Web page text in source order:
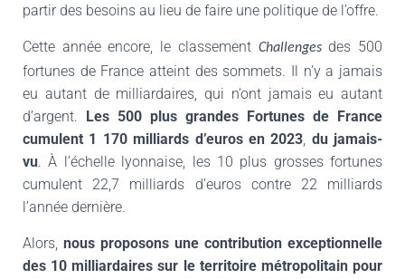
partir des besoins au lieu de faire une politique de l’offre.
Cette année encore, le classementChallengesdes 500
fortunes de France atteint des sommets. Il n’y a jamais
eu autant de milliardaires, qui n’ont jamais eu autant
d’argent. Les 500 plus grandes Fortunes de France
cumulent 1 170 milliards d’euros en 2023, du jamais-
vu. À l’échelle lyonnaise, les 10 plus grosses fortunes
cumulent 22,7 milliards d’euros contre 22 milliards
l’année dernière.
Alors, nous proposons une contribution exceptionnelle
des 10 milliardaires sur le territoire métropolitain pour